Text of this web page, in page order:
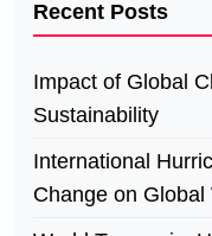
Recent Posts
Impact of Global
Sustainability
International
Change on